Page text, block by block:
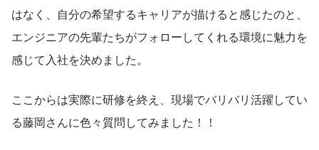
はなく、自分の希望するキャリアが描けると感じたのと、
エンジニアの先輩たちがフォローしてくれる環境に魅力を
感じて入社を決めました。
ここからは実際に研修を終え、現場でバリバリ活躍してい
る藤岡さんに色々質問してみました！！